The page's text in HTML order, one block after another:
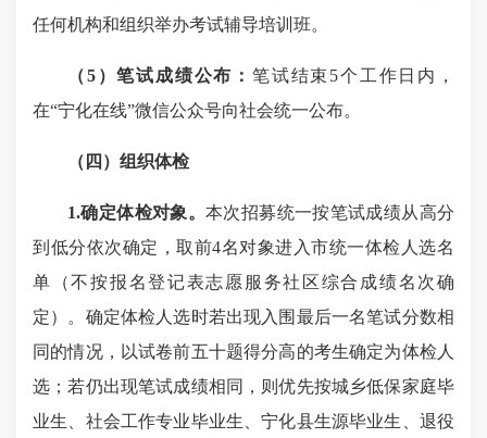
任何机构和组织举办考试辅导培训班。
（5）笔试成绩公布：笔试结束5个工作日内，
在“宁化在线”微信公众号向社会统一公布。
（四）组织体检
1.确定体检对象。本次招募统一按笔试成绩从高分
到低分依次确定，取前4名对象进入市统一体检人选名
单（不按报名登记表志愿服务社区综合成绩名次确
定）。确定体检人选时若出现入围最后一名笔试分数相
同的情况，以试卷前五十题得分高的考生确定为体检人
选；若仍出现笔试成绩相同，则优先按城乡低保家庭毕
业生、社会工作专业毕业生、宁化县生源毕业生、退役